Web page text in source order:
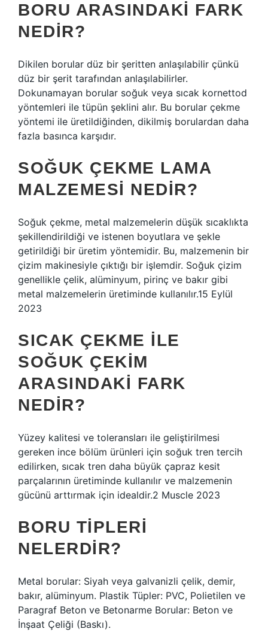
BORU ARASINDAKI FARK
NEDIR?
Dikilen borular düz bir şeritten anlaşılabilir çünkü
düz bir şerit tarafından anlaşılabilirler.
Dokunamayan borular soğuk veya sıcak kornettod
yöntemleri ile tüpün şeklini alır. Bu borular çekme
yöntemi ile üretildiğinden, dikilmiş borulardan daha
fazla basınca karşıdır.
SOĞUK ÇEKME LAMA
MALZEMESI NEDIR?
Soğuk çekme, metal malzemelerin düşük sıcaklıkta
şekillendirildiği ve istenen boyutlara ve şekle
getirildiği bir üretim yöntemidir. Bu, malzemenin bir
çizim makinesiyle çıktığı bir işlemdir. Soğuk çizim
genellikle çelik, alüminyum, pirinç ve bakır gibi
metal malzemelerin üretiminde kullanılır.15 Eylül
2023
SICAK ÇEKME ILE
SOĞUK ÇEKIM
ARASINDAKI FARK
NEDIR?
Yüzey kalitesi ve toleransları ile geliştirilmesi
gereken ince bölüm ürünleri için soğuk tren tercih
edilirken, sıcak tren daha büyük çapraz kesit
parçalarının üretiminde kullanılır ve malzemenin
gücünü arttırmak için idealdir.2 Muscle 2023
BORU TIPLERI
NELERDIR?
Metal borular: Siyah veya galvanizli çelik, demir,
bakır, alüminyum. Plastik Tüpler: PVC, Polietilen ve
Paragraf Beton ve Betonarme Borular: Beton ve
İnşaat Çeliği (Baskı).